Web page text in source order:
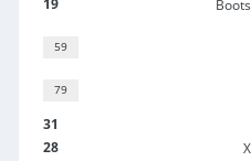
59
79
31
28